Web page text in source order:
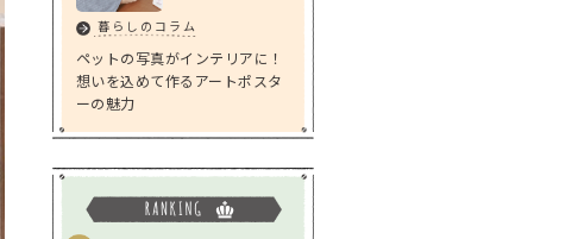
暮らしのコラム
ペットの写真がインテリアに！
想いを込めて作るアートポスタ
ーの魅力